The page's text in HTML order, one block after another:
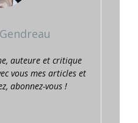
auteure et critique
vous mes articles et
abonnez-vous !